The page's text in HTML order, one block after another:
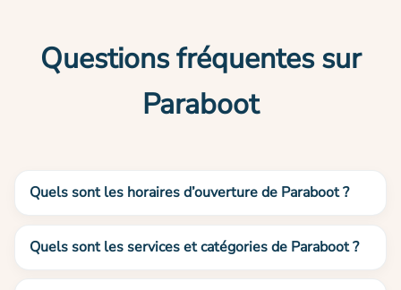
Questions fréquentes sur
Paraboot
Quels sont les horaires d’ouverture de Paraboot ?
Quels sont les services et catégories de Paraboot ?